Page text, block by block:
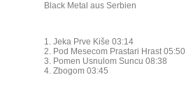
Black Metal aus Serbien
1. Jeka Prve Kiše 03:14
2. Pod Mesecom Prastari Hrast 05:50
3. Pomen Usnulom Suncu 08:38
4. Zbogom 03:45